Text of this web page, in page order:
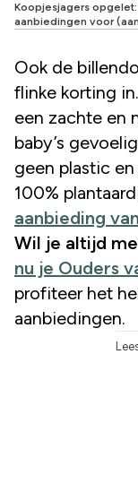
Koopjesjagers
aanbiedingen voor
Ook de
flinke korting
een zachte en
baby’s
geen plastic
100%
aanbieding
Wil je altijd
nu je Ouders
profiteer het
aanbiedingen.